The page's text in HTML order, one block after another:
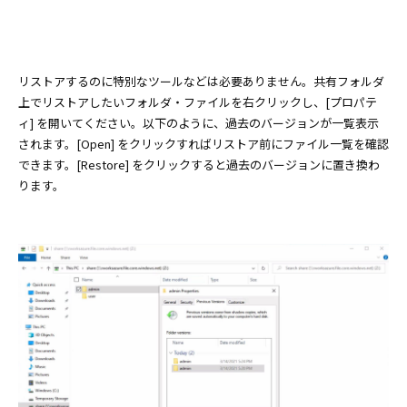
リストアするのに特別なツールなどは必要ありません。共有フォルダ
上でリストアしたいフォルダ・ファイルを右クリックし、[プロパテ
ィ] を開いてください。以下のように、過去のバージョンが一覧表示
されます。[Open] をクリックすればリストア前にファイル一覧を確認
できます。[Restore] をクリックすると過去のバージョンに置き換わ
ります。